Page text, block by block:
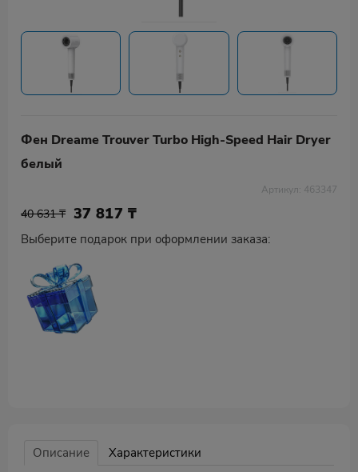
Фен Dreame Trouver Turbo High-Speed Hair Dryer
белый
Артикул: 463347
40 631 ₸ 37 817 ₸
Выберите подарок при оформлении заказа:
Описание
Характеристики